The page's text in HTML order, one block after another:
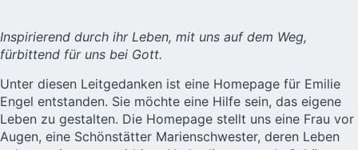
Inspirierend durch ihr Leben, mit uns auf dem Weg,
fürbittend für uns bei Gott.
Unter diesen Leitgedanken ist eine Homepage für Emilie
Engel entstanden. Sie möchte eine Hilfe sein, das eigene
Leben zu gestalten. Die Homepage stellt uns eine Frau vor
Augen, eine Schönstätter Marienschwester, deren Leben